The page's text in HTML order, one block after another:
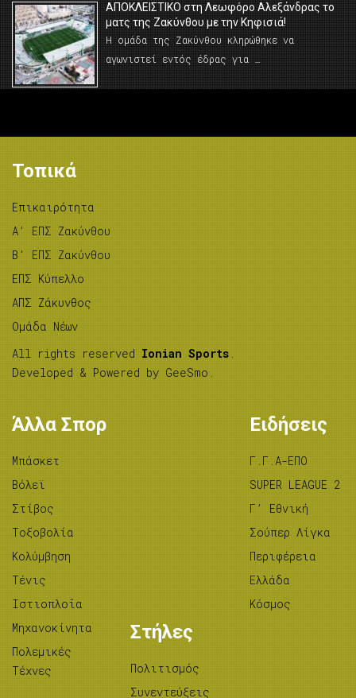
AΠΟΚΛΕΙΣΤΙΚΟ στη Λεωφόρο Αλεξάνδρας το
ματς της Ζακύνθου με την Κηφισιά!
Η ομάδα της Ζακύνθου κληρώθηκε να
αγωνιστεί εντός έδρας για …
Τοπικά
Επικαιρότητα
A’ ΕΠΣ Ζακύνθου
B’ ΕΠΣ Ζακύνθου
ΕΠΣ Κύπελλο
ΑΠΣ Ζάκυνθος
Ομάδα Νέων
All rights reserved Ionian Sports .
Developed & Powered by GeeSmo .
Άλλα Σπορ
Μπάσκετ
Βόλεϊ
Στίβος
Tοξοβολία
Κολύμβηση
Τένις
Ιστιοπλοΐα
Μηχανοκίνητα
Πολεμικές
Τέχνες
Ειδήσεις
Γ.Γ.Α-ΕΠΟ
SUPER LEAGUE 2
Γ’ Εθνική
Σούπερ Λίγκα
Περιφέρεια
Ελλάδα
Κόσμος
Στήλες
Πολιτισμός
Συνεντεύξεις